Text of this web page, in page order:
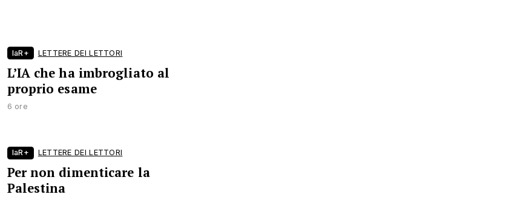
laR+ LETTERE DEI LETTORI
L’IA che ha imbrogliato al
proprio esame
6 ore
laR+ LETTERE DEI LETTORI
Per non dimenticare la
Palestina